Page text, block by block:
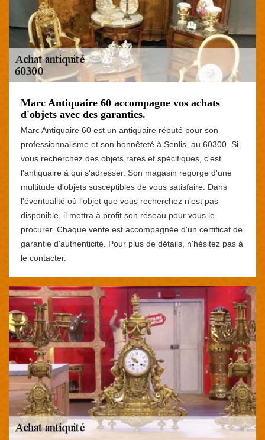
Marc Antiquaire 60 accompagne vos achats
d'objets avec des garanties.
Marc Antiquaire 60 est un antiquaire réputé pour son
professionnalisme et son honnêteté à Senlis, au 60300. Si
vous recherchez des objets rares et spécifiques, c'est
l'antiquaire à qui s'adresser. Son magasin regorge d'une
multitude d'objets susceptibles de vous satisfaire. Dans
l'éventualité où l'objet que vous recherchez n'est pas
disponible, il mettra à profit son réseau pour vous le
procurer. Chaque vente est accompagnée d'un certificat de
garantie d'authenticité. Pour plus de détails, n'hésitez pas à
le contacter.